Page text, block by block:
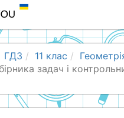
ГДЗ 11 клас
задач і